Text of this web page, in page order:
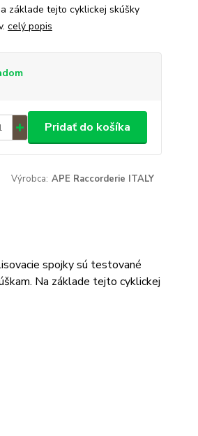
základe tejto cyklickej skúšky
celý popis
Pridať do košíka
Výrobca: APE Raccorderie ITALY
spojky sú testované
Na základe tejto cyklickej